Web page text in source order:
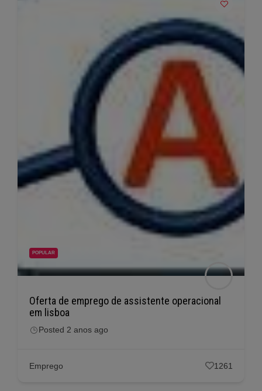
POPULAR
Oferta de emprego de assistente operacional
em lisboa
Posted 2 anos ago
Emprego 1261